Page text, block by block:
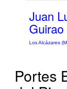
Juan
Guirao
Los Alcázares
Portes